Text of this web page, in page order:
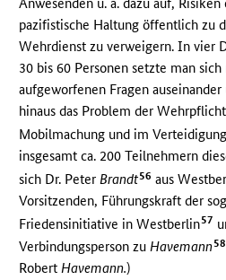
pazifistische Haltung öffentlich zu
Wehrdienst zu verweigern. In vier
30 bis 60 Personen setzte man
aufgeworfenen Fragen
hinaus das Problem der
Mobilmachung und im
insgesamt ca. 200 Teilnehmern
sich Dr. Peter Brandt56 aus
Vorsitzenden, Führungskraft der
Friedensinitiative in Westberlin57
Verbindungsperson zuHavemann58
RobertHavemann.)